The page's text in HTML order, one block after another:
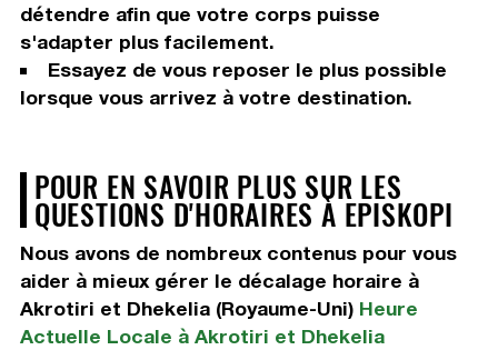
détendre afin que votre corps puisse
s'adapter plus facilement.
Essayez de vous reposer le plus possible
lorsque vous arrivez à votre destination.
POUR EN SAVOIR PLUS SUR LES
QUESTIONS D'HORAIRES À EPISKOPI
Nous avons de nombreux contenus pour vous
aider à mieux gérer le décalage horaire à
Akrotiri et Dhekelia (Royaume-Uni) Heure
Actuelle Locale à Akrotiri et Dhekelia